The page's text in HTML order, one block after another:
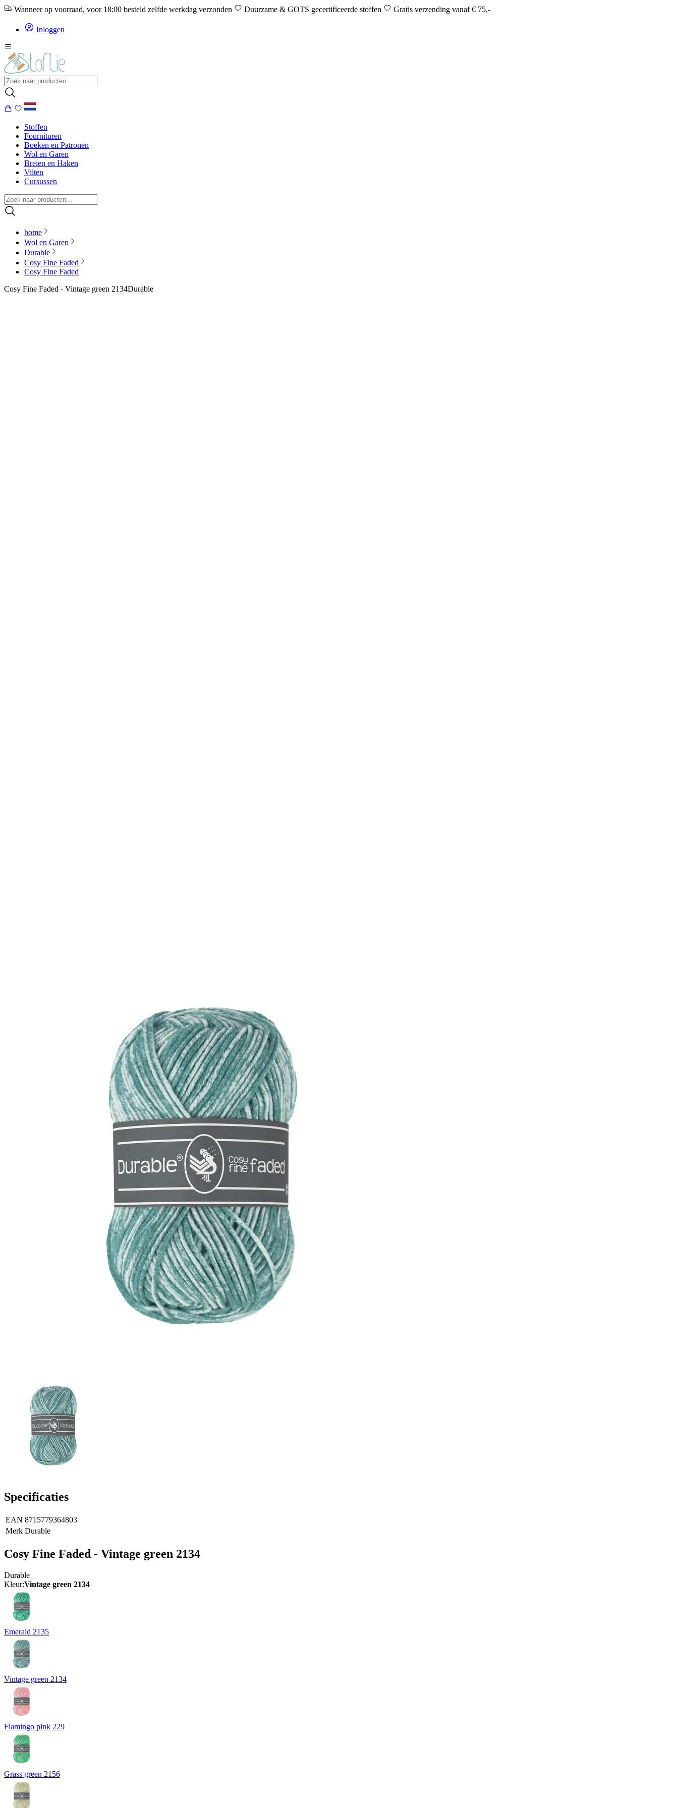
Wanneer op voorraad, voor 18:00 besteld zelfde werkdag verzonden Duurzame & GOTS gecertificeerde stoffen Gratis verzending vanaf € 75,-
Inloggen
Stoffen
Fournituren
Boeken en Patronen
Wol en Garen
Breien en Haken
Vilten
Cursussen
home
Wol en Garen
Durable
Cosy Fine Faded
Cosy Fine Faded
Cosy Fine Faded - Vintage green 2134Durable
Specificaties
EAN 8715779364803
Merk Durable
Cosy Fine Faded - Vintage green 2134
Durable
Kleur:Vintage green 2134
Emerald 2135
Vintage green 2134
Flamingo pink 229
Grass green 2156